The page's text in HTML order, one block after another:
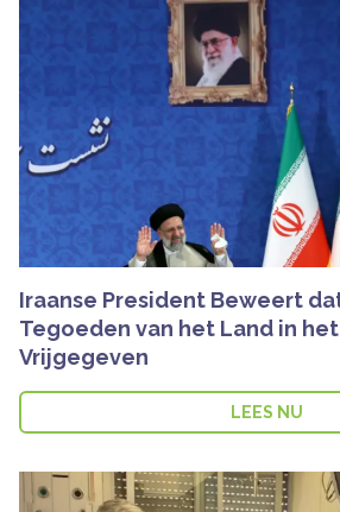
Iraanse President Beweert
Tegoeden van het Land in
Vrijgegeven
LEES NU